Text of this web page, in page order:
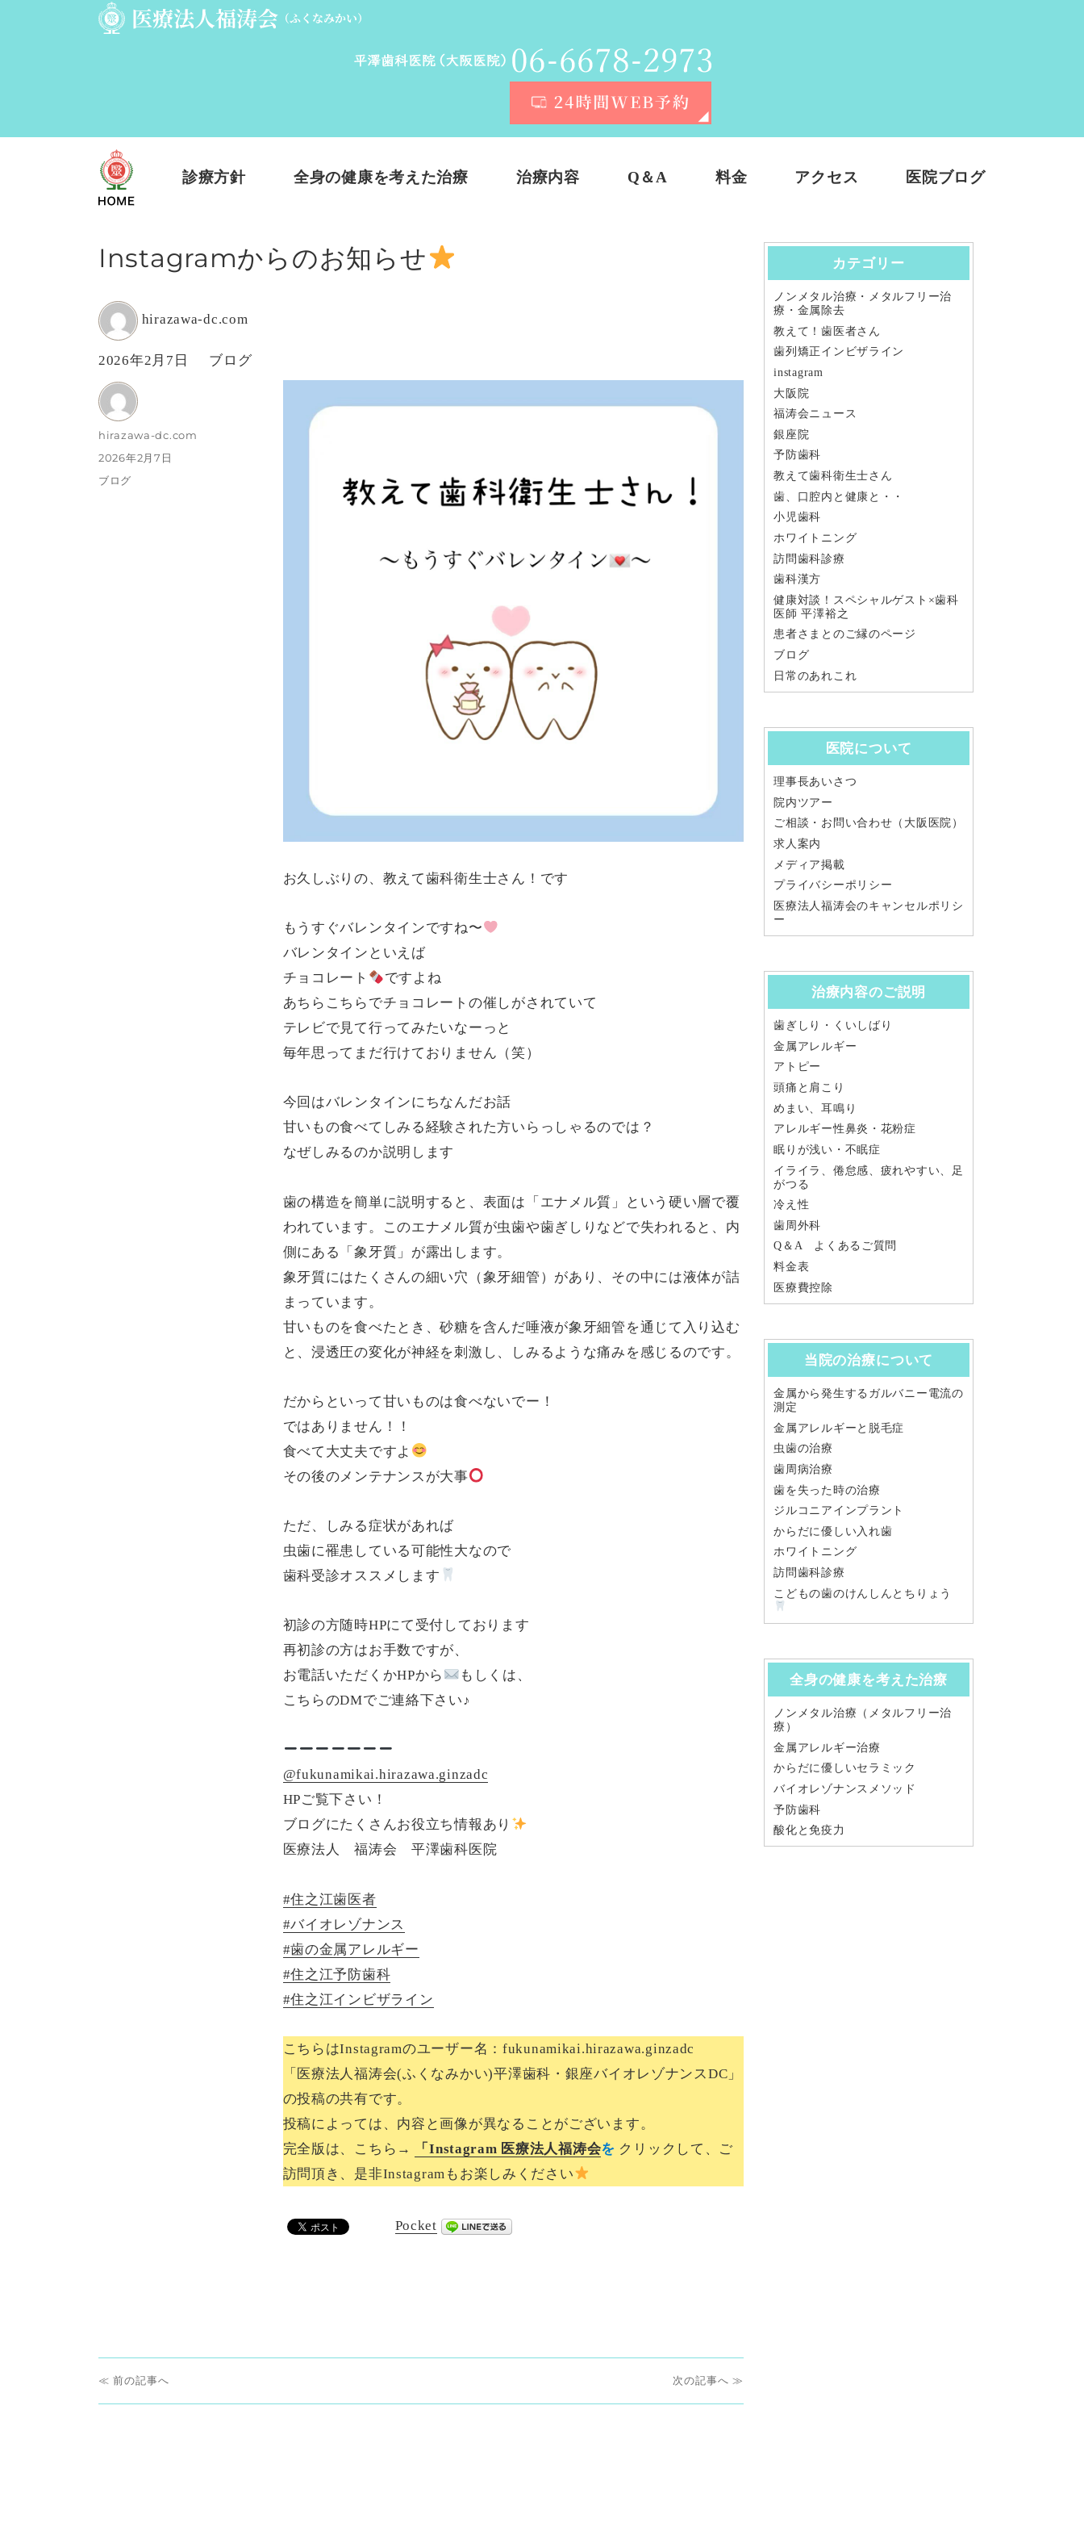
診療方針 全身の健康を考えた治療 治療内容 Q＆A 料金 アクセス 医院ブログ
Instagramからのお知らせ
投
者
hirazawa-dc.com
投
稿
日:
2026年2月7日
カ
ブログ
お久しぶりの、教えて歯科衛生士さん！です
もうすぐバレンタインですね〜
バレンタインといえば
チョコレート
ですよね
あちらこちらでチョコレートの催しがされていて
テレビで見て行ってみたいなーっと
毎年思ってまだ行けておりません（笑）
今回はバレンタインにちなんだお話
甘いもの食べてしみる経験された方いらっしゃるのでは？
なぜしみるのか説明します
歯の構造を簡単に説明すると、表面は「エナメル質」という硬い層で覆
われています。このエナメル質が虫歯や歯ぎしりなどで失われると、内
側にある「象牙質」が露出します。
象牙質にはたくさんの細い穴（象牙細管）があり、その中には液体が詰
まっています。
甘いものを食べたとき、砂糖を含んだ唾液が象牙細管を通じて入り込む
と、浸透圧の変化が神経を刺激し、しみるような痛みを感じるのです。
だからといって甘いものは食べないでー！
ではありません！！
食べて大丈夫ですよ
その後のメンテナンスが大事
ただ、しみる症状があれば
虫歯に罹患している可能性大なので
歯科受診オススメします
初診の方随時HPにて受付しております
再初診の方はお手数ですが、
お電話いただくかHPから
もしくは、
こちらのDMでご連絡下さい♪
@fukunamikai.hirazawa.ginzadc
HPご覧下さい！
ブログにたくさんお役立ち情報あり
医療法人 福涛会 平澤歯科医院
#住之江歯医者
#バイオレゾナンス
#歯の金属アレルギー
#住之江予防歯科
#住之江インビザライン
こちらはInstagramのユーザー名：fukunamikai.hirazawa.ginzadc
「医療法人福涛会(ふくなみかい)平澤歯科・銀座バイオレゾナンスDC」
の投稿の共有です。
投稿によっては、内容と画像が異なることがございます。
完全版は、こちら→
「Instagram 医療法人福涛会を クリックして、ご
訪問頂き、是非Instagramもお楽しみください
Pocket
投
hirazawa-dc.com
投
稿
2026年2月7日
カ
ブログ
投
稿
前
前
次
次
カテゴリー
ノンメタル治療・メタルフリー治
療・金属除去
教えて！歯医者さん
歯列矯正インビザライン
instagram
大阪院
福涛会ニュース
銀座院
予防歯科
教えて歯科衛生士さん
歯、口腔内と健康と・・
小児歯科
ホワイトニング
訪問歯科診療
歯科漢方
健康対談！スペシャルゲスト×歯科
医師 平澤裕之
患者さまとのご縁のページ
ブログ
日常のあれこれ
医院について
理事長あいさつ
院内ツアー
ご相談・お問い合わせ（大阪医院）
求人案内
メディア掲載
プライバシーポリシー
医療法人福涛会のキャンセルポリシ
ー
治療内容のご説明
歯ぎしり・くいしばり
金属アレルギー
アトピー
頭痛と肩こり
めまい、耳鳴り
アレルギー性鼻炎・花粉症
眠りが浅い・不眠症
イライラ、倦怠感、疲れやすい、足
がつる
冷え性
歯周外科
Q＆A よくあるご質問
料金表
医療費控除
当院の治療について
金属から発生するガルバニー電流の
測定
金属アレルギーと脱毛症
虫歯の治療
歯周病治療
歯を失った時の治療
ジルコニアインプラント
からだに優しい入れ歯
ホワイトニング
訪問歯科診療
こどもの歯のけんしんとちりょう
全身の健康を考えた治療
ノンメタル治療（メタルフリー治
療）
金属アレルギー治療
からだに優しいセラミック
バイオレゾナンスメソッド
予防歯科
酸化と免疫力